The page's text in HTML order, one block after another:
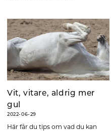
Vit, vitare, aldrig mer
gul
2022-06-29
Här får du tips om vad du kan